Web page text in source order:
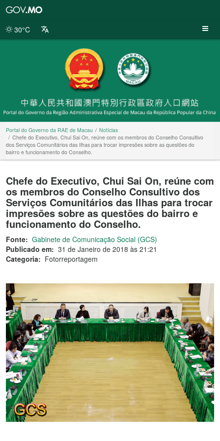
da
30°C
Portal do Governo da RAE de Macau
Notícias
Chefe do Executivo, Chui Sai On, reúne com os membros do Conselho Consultivo
dos Serviços Comunitários das Ilhas para trocar impresões sobre as questões do
bairro e funcionamento do Conselho.
Chefe do Executivo, Chui Sai On, reúne com
os membros do Conselho Consultivo dos
Serviços Comunitários das Ilhas para trocar
impresões sobre as questões do bairro e
funcionamento do Conselho.
Fonte: Gabinete de Comunicação Social (GCS)
Publicado em: 31 de Janeiro de 2018 às 21:21
Categoria: Fotorreportagem